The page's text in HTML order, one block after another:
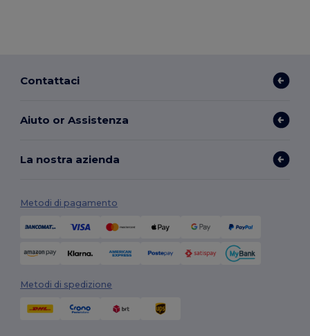
Contattaci
Aiuto or Assistenza
La nostra azienda
Metodi di pagamento
Metodi di spedizione